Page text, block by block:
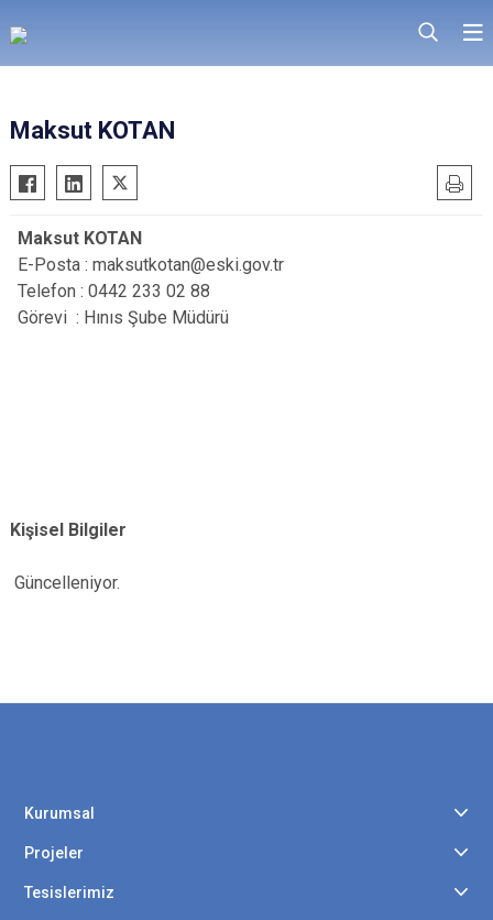
Maksut KOTAN
Maksut KOTAN
E-Posta : maksutkotan@eski.gov.tr
Telefon : 0442 233 02 88
Görevi : Hınıs Şube Müdürü
Kişisel Bilgiler
Güncelleniyor.
Kurumsal
Projeler
Tesislerimiz